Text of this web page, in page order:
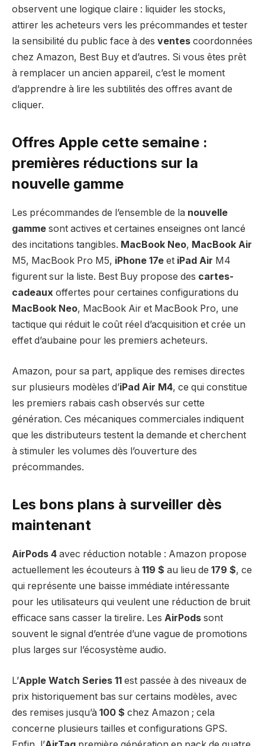
observent une logique claire : liquider les stocks,
attirer les acheteurs vers les précommandes et tester
la sensibilité du public face à des ventes coordonnées
chez Amazon, Best Buy et d’autres. Si vous êtes prêt
à remplacer un ancien appareil, c’est le moment
d’apprendre à lire les subtilités des offres avant de
cliquer.
Offres Apple cette semaine :
premières réductions sur la
nouvelle gamme
Les précommandes de l’ensemble de la nouvelle
gamme sont actives et certaines enseignes ont lancé
des incitations tangibles. MacBook Neo, MacBook Air
M5, MacBook Pro M5, iPhone 17e et iPad Air M4
figurent sur la liste. Best Buy propose des cartes-
cadeaux offertes pour certaines configurations du
MacBook Neo, MacBook Air et MacBook Pro, une
tactique qui réduit le coût réel d’acquisition et crée un
effet d’aubaine pour les premiers acheteurs.
Amazon, pour sa part, applique des remises directes
sur plusieurs modèles d’iPad Air M4, ce qui constitue
les premiers rabais cash observés sur cette
génération. Ces mécaniques commerciales indiquent
que les distributeurs testent la demande et cherchent
à stimuler les volumes dès l’ouverture des
précommandes.
Les bons plans à surveiller dès
maintenant
AirPods 4 avec réduction notable : Amazon propose
actuellement les écouteurs à 119 $ au lieu de 179 $, ce
qui représente une baisse immédiate intéressante
pour les utilisateurs qui veulent une réduction de bruit
efficace sans casser la tirelire. Les AirPods sont
souvent le signal d’entrée d’une vague de promotions
plus larges sur l’écosystème audio.
L’Apple Watch Series 11 est passée à des niveaux de
prix historiquement bas sur certains modèles, avec
des remises jusqu’à 100 $ chez Amazon ; cela
concerne plusieurs tailles et configurations GPS.